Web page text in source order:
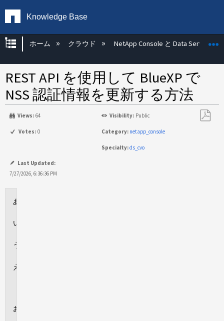
Knowledge Base
グローバル階層を展開/折りたたむ
ホーム クラウド NetApp Console と Data Services
REST API を使用して BlueXP で
NSS 認証情報を更新する方法
Views: 64 Visibility: Public
Votes: 0 Category: netapp_console
Specialty:ds_cvo
Last Updated:
7/27/2026, 6:36:36 PM